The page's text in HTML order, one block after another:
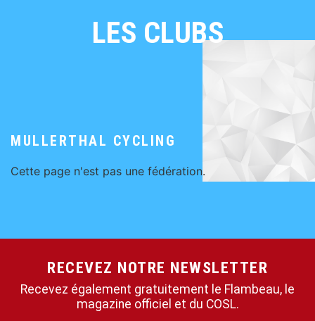
LES CLUBS
MULLERTHAL CYCLING
Cette page n'est pas une fédération.
RECEVEZ NOTRE NEWSLETTER
Recevez également gratuitement le Flambeau, le
magazine officiel et du COSL.